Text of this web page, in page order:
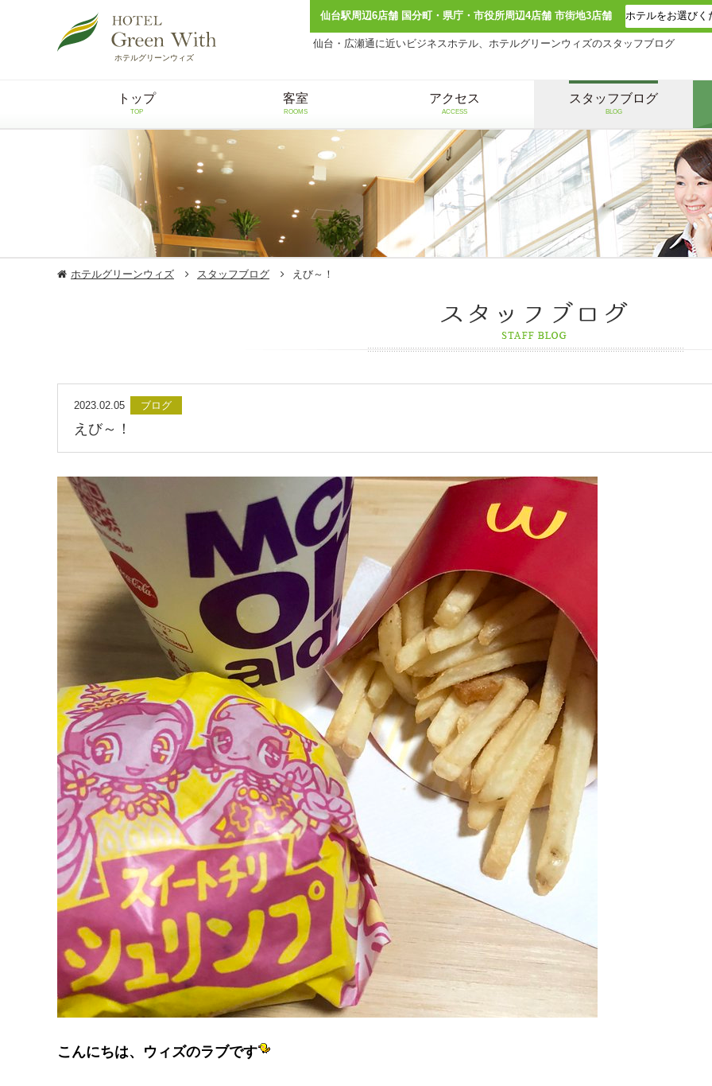
仙台駅周辺6店舗 国分町・県庁・市役所周辺4店舗 市街地3店舗
ホテルグリーンウィズ
仙台・広瀬通に近いビジネスホテル、ホテルグリーンウィズのスタッフブログ
トップ
TOP
客室
ROOMS
アクセス
ACCESS
スタッフブログ
BLOG
ホテルグリーンウィズ スタッフブログ えび～！
2023.02.05 ブログ
えび～！
こんにちは、ウィズのラブです